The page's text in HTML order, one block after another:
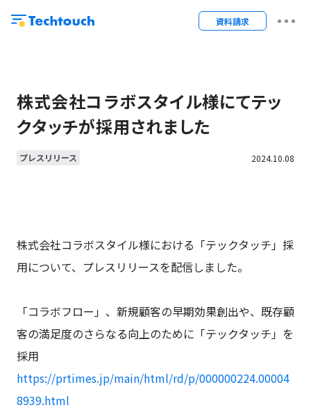
資料請求
株式会社コラボスタイル様にてテッ
クタッチが採用されました
プレスリリース 2024.10.08
株式会社コラボスタイル様における「テックタッチ」採
用について、プレスリリースを配信しました。
「コラボフロー」、新規顧客の早期効果創出や、既存顧
客の満足度のさらなる向上のために「テックタッチ」を
採用
https://prtimes.jp/main/html/rd/p/000000224.00004
8939.html